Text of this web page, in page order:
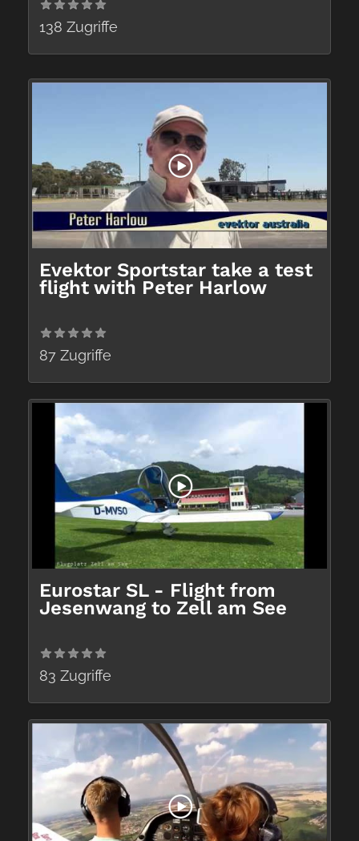
138 Zugriffe
Evektor Sportstar take a test
flight with Peter Harlow
87 Zugriffe
Eurostar SL - Flight from
Jesenwang to Zell am See
83 Zugriffe